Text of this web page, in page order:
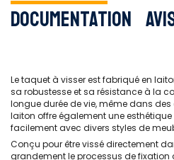
Documentation
Le taquet à visser est fabriqué en
sa robustesse et sa résistance à la
longue durée de vie, même dans
laiton offre également une
facilement avec divers styles de
Conçu pour être vissé directement
grandement le processus de fixation